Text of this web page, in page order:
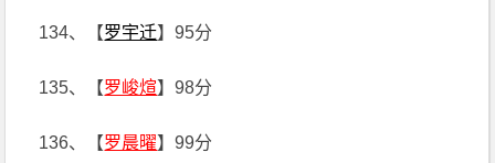
134、【罗宇迁】95分
135、【罗峻煊】98分
136、【罗晨曜】99分